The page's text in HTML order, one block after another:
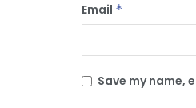
Email *
Save my name,